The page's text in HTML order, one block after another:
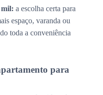
mil: a escolha certa para
espaço, varanda ou
toda a conveniência
para